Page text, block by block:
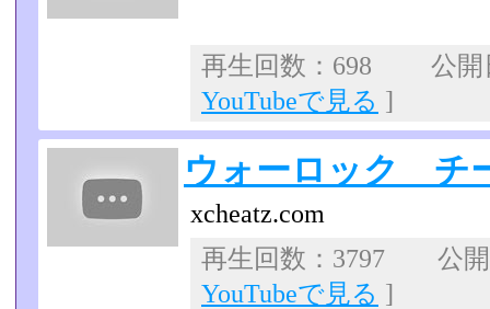
再生回数：698 公
YouTubeで見る ]
ウォーロック チ
xcheatz.com
再生回数：3797 公
YouTubeで見る ]